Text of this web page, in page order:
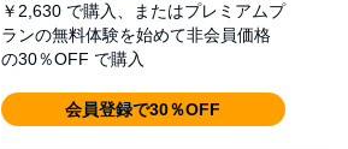
￥2,630 で購入、またはプレミアムプ
ランの無料体験を始めて非会員価格
の30％OFF で購入
会員登録で30％OFF